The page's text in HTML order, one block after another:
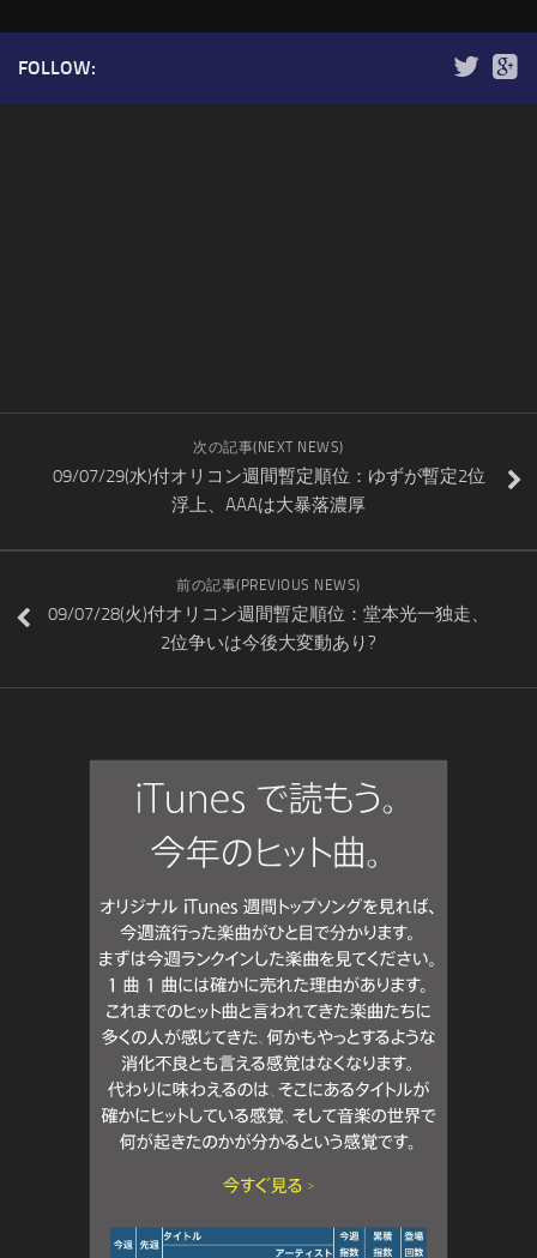
FOLLOW:
次の記事(NEXT NEWS)
09/07/29(水)付オリコン週間暫定順位：ゆずが暫定2位
浮上、AAAは大暴落濃厚
前の記事(PREVIOUS NEWS)
09/07/28(火)付オリコン週間暫定順位：堂本光一独走、
2位争いは今後大変動あり?